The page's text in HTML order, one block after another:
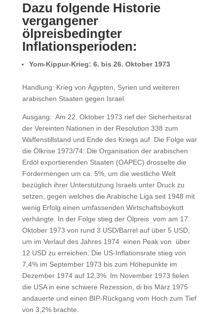
Dazu folgende Historie
vergangener
ölpreisbedingter
Inflationsperioden:
Yom-Kippur-Krieg: 6. bis 26. Oktober 1973
Handlung: Krieg von Ägypten, Syrien und weiteren
arabischen Staaten gegen Israel.
Ausgang: Am 22. Oktober 1973 rief der Sicherheitsrat
der Vereinten Nationen in der Resolution 338 zum
Waffenstillstand und Ende des Kriegs auf. Die Folge war
die Ölkrise 1973/74: Die Organisation der arabischen
Erdöl exportierenden Staaten (OAPEC) drosselte die
Fördermengen um ca. 5%, um die westliche Welt
bezüglich ihrer Unterstützung Israels unter Druck zu
setzen, gegen welches die Arabische Liga seit 1948 mit
wenig Erfolg einen umfassenden Wirtschaftsboykott
verhängte. In der Folge stieg der Ölpreis vom am 17.
Oktober 1973 von rund 3 USD/Barrel auf über 5 USD,
um im Verlauf des Jahres 1974 einen Peak von über
12 USD zu erreichen. Die US-Inflationsrate stieg von
7,4% im September 1973 bis zum Höhepunkte im
Dezember 1974 auf 12,3%. Im November 1973 fielen
die USA in eine schwere Rezession, di bis März 1975
andauerte und einen BIP-Rückgang vom Hoch zum Tief
von 3,2% brachte.